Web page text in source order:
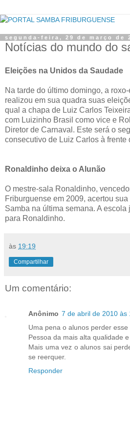
segunda-feira, 29 de março de
Notícias do mundo do
Eleições na Unidos da Saudade
Na tarde do último domingo, a
realizou em sua quadra suas
qual a chapa de Luiz Carlos
com Luizinho Brasil como vice e
Diretor de Carnaval. Este será o
consecutivo de Luiz Carlos à frente
Ronaldinho deixa o Alunão
O mestre-sala Ronaldinho,
Friburguense em 2009, acertou
Samba na última semana. A escola
para Ronaldinho.
às 19:19
Compartilhar
Um comentário:
Anônimo 7 de abril de 2010 às
Uma pena o alunos perder esse
Pessoa da mais alta qualidade e
Mais uma vez o alunos sai
se reerquer.
Responder